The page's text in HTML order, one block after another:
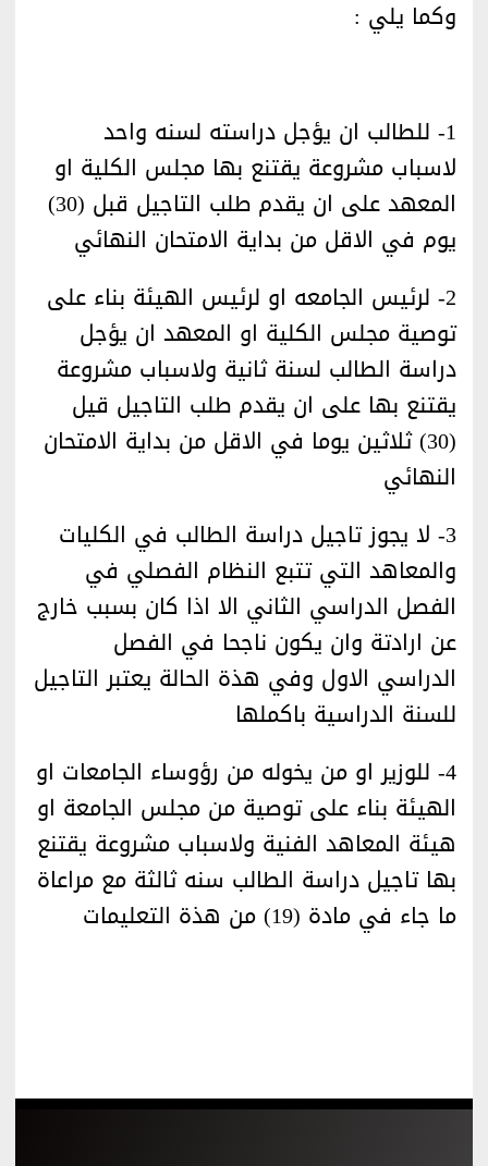
وكما يلي :
1- للطالب ان يؤجل دراسته لسنه واحد
لاسباب مشروعة يقتنع بها مجلس الكلية او
المعهد على ان يقدم طلب التاجيل قبل (30)
يوم في الاقل من بداية الامتحان النهائي
2- لرئيس الجامعه او لرئيس الهيئة بناء على
توصية مجلس الكلية او المعهد ان يؤجل
دراسة الطالب لسنة ثانية ولاسباب مشروعة
يقتنع بها على ان يقدم طلب التاجيل قيل
(30) ثلاثين يوما في الاقل من بداية الامتحان
النهائي
3- لا يجوز تاجيل دراسة الطالب في الكليات
والمعاهد التي تتبع النظام الفصلي في
الفصل الدراسي الثاني الا اذا كان بسبب خارج
عن ارادتة وان يكون ناجحا في الفصل
الدراسي الاول وفي هذة الحالة يعتبر التاجيل
للسنة الدراسية باكملها
4- للوزير او من يخوله من رؤوساء الجامعات او
الهيئة بناء على توصية من مجلس الجامعة او
هيئة المعاهد الفنية ولاسباب مشروعة يقتنع
بها تاجيل دراسة الطالب سنه ثالثة مع مراعاة
ما جاء في مادة (19) من هذة التعليمات